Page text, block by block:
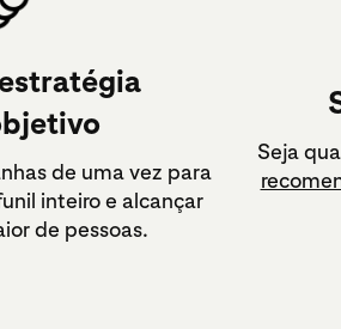
de uma vez para
inteiro e alcançar
de pessoas.
Seja